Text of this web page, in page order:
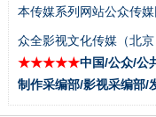
本传媒系列网站公众传
众全影视文化传媒（北
★★★★★中国/公众/公
制作采编部/影视采编部/